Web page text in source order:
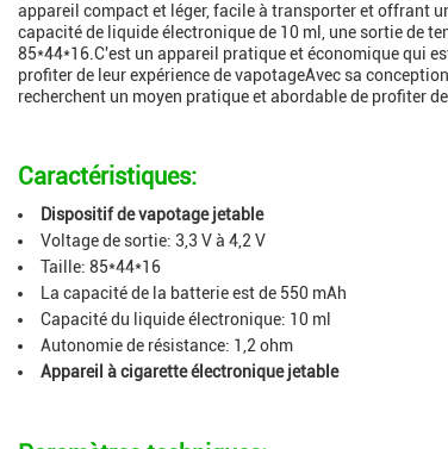
appareil compact et léger, facile à transporter et offrant
capacité de liquide électronique de 10 ml, une sortie de
85*44*16.C'est un appareil pratique et économique qui
profiter de leur expérience de vapotageAvec sa
recherchent un moyen pratique et abordable de profiter
Caractéristiques:
Dispositif de vapotage jetable
Voltage de sortie: 3,3 V à 4,2 V
Taille: 85*44*16
La capacité de la batterie est de 550 mAh
Capacité du liquide électronique: 10 ml
Autonomie de résistance: 1,2 ohm
Appareil à cigarette électronique jetable